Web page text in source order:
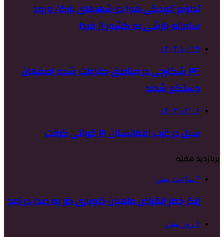
تداوم آلودگی هوا در شهرهای بزرگ/ ورود
سامانه بارشی به کشور از فردا
۱۴۰۲/۱۰/۱۹
۲۶۰ شکارچی در مناطق حفاظت شده اصفهان
دستگیر شدند
۱۴۰۲/۱۲/۰۶
سیل در غرب افغانستان ۲۱ قربانی گرفت
پربازدید هفته
7 ساعت پیش
زنگ خطر انقراض ماهیان خاویاری خزر به صدا در آمد
1 روز پیش